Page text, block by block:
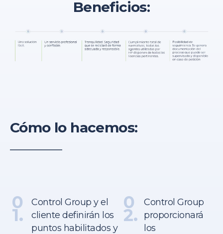
Beneficios:
Cómo lo hacemos:
0
1.
Control Group y el
cliente definirán los
puntos habilitados y
0
2.
Control Group
proporcionará
los